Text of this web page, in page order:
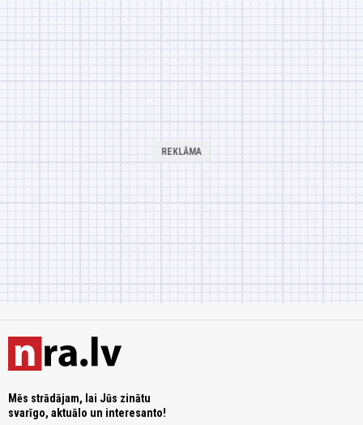
Mēs strādājam, lai Jūs zinātu
svarīgo, aktuālo un interesanto!